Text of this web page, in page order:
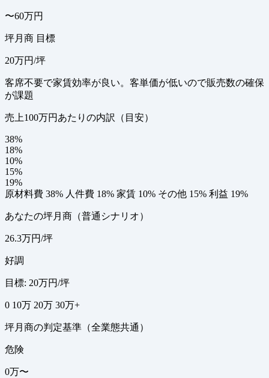
〜60万円
坪月商 目標
20万円/坪
客席不要で家賃効率が良い。客単価が低いので販売数の確保
が課題
売上100万円あたりの内訳（目安）
38%
18%
10%
15%
19%
原材料費 38% 人件費 18% 家賃 10% その他 15% 利益 19%
あなたの坪月商（普通シナリオ）
26.3万円/坪
好調
目標: 20万円/坪
0 10万 20万 30万+
坪月商の判定基準（全業態共通）
危険
0万〜